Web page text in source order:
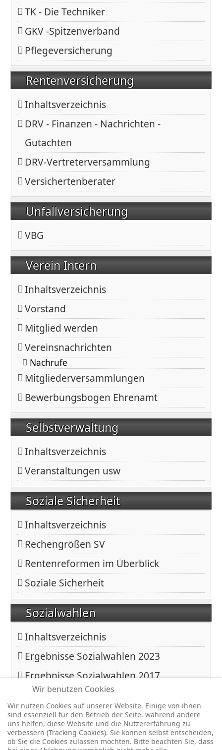
Copyright © 2026 BfA DRV - Gemeinschaft - Für eine starke
Sozialversicherung -. Alle Rechte vorbehalten.
TK - Die Techniker
GKV -Spitzenverband
Pflegeversicherung
Rentenversicherung
Inhaltsverzeichnis
DRV - Finanzen - Nachrichten -
Gutachten
DRV-Vertreterversammlung
Versichertenberater
Unfallversicherung
VBG
Verein Intern
Inhaltsverzeichnis
Vorstand
Mitglied werden
Vereinsnachrichten
Nachrufe
Mitgliederversammlungen
Bewerbungsbogen Ehrenamt
Selbstverwaltung
Inhaltsverzeichnis
Veranstaltungen usw
Soziale Sicherheit
Inhaltsverzeichnis
Rechengrößen SV
Rentenreformen im Überblick
Soziale Sicherheit
Sozialwahlen
Inhaltsverzeichnis
Ergebnisse Sozialwahlen 2023
Ergebnisse Sozialwahlen 2017
Ergebnisse Sozialwahlen 2011
Wir benutzen Cookies
Wir nutzen Cookies auf unserer Website. Einige von ihnen
sind essenziell für den Betrieb der Seite, während andere
uns helfen, diese Website und die Nutzererfahrung zu
verbessern (Tracking Cookies). Sie können selbst entscheiden,
ob Sie die Cookies zulassen möchten. Bitte beachten Sie, dass